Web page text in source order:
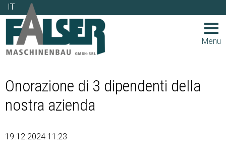
IT
IT
Menu
Onorazione di 3 dipendenti della
nostra azienda
19.12.2024 11:23